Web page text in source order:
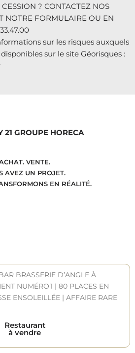
? CONTACTEZ NOS
NOTRE FORMULAIRE OU EN
sur les risques auxquels
sur le site Géorisques :
21 GROUPE HORECA
VENTE.
AVEZ UN PROJET.
EN RÉALITÉ.
Restaurant
à vendre